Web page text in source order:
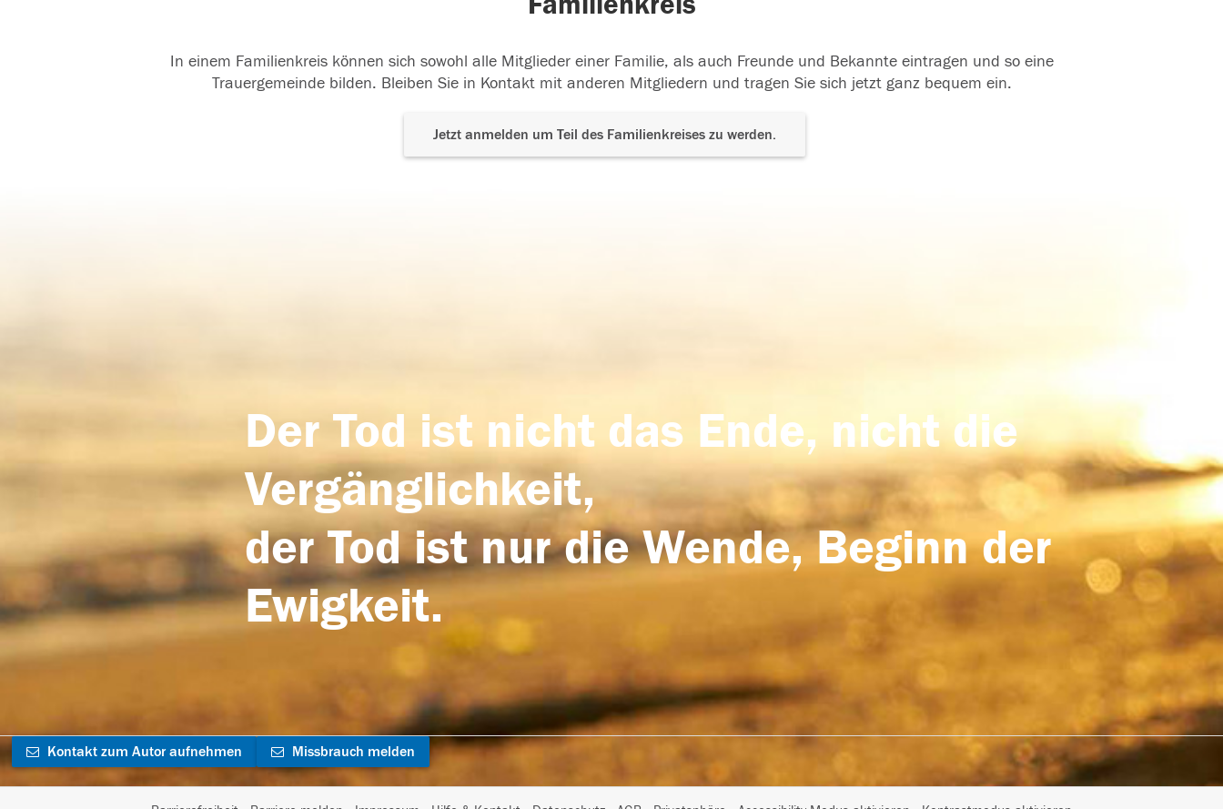
In einem Familienkreis können sich sowohl alle Mitglieder einer Familie, als auch Freunde und Bekannte eintragen und so eine
Trauergemeinde bilden. Bleiben Sie in Kontakt mit anderen Mitgliedern und tragen Sie sich jetzt ganz bequem ein.
Jetzt anmelden um Teil des Familienkreises zu werden.
Der Tod ist nicht das Ende, nicht die
Vergänglichkeit,
der Tod ist nur die Wende, Beginn der
Ewigkeit.
Kontakt zum Autor aufnehmen Missbrauch melden